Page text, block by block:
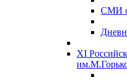
СМИ о
XI